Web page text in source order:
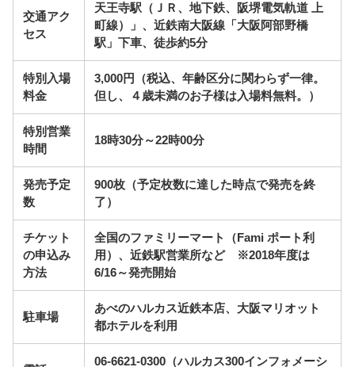
交通アク
セス
天王寺駅（ＪＲ、地下鉄、阪堺電気軌道 上
町線）」、近鉄南大阪線「大阪阿部野橋
駅」下車、徒歩約5分
特別入場
料金
3,000円（税込、年齢区分に関わらず一律。
但し、４歳未満のお子様は入場料無料。）
特別営業
時間
18時30分～22時00分
発売予定
数
900枚（予定枚数に達した時点で発売を終
了）
チケット
の申込み
方法
全国のファミリーマート（Fami ポート利
用）、近鉄駅営業所など ※2018年度は
6/16～発売開始
駐車場
あべのハルカス近鉄本店、大阪マリオット
都ホテルを利用
06-6621-0300（ハルカス300インフォメーシ